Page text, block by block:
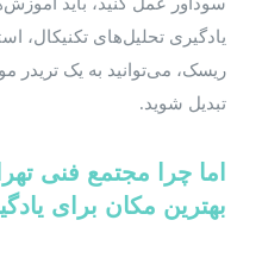
یادگیری تحلیل‌های تکنیکال،
ریسک، می‌توانید به یک تریدر
تبدیل شوید.
اما چرا مجتمع فنی
بهترین مکان برای